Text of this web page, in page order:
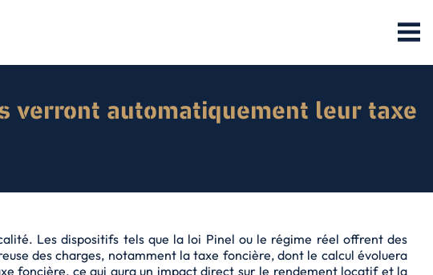
verront automatiquement leur taxe
Les dispositifs tels que la loi Pinel ou le régime réel offrent des
des charges, notamment la taxe foncière, dont le calcul évoluera
foncière, ce qui aura un impact direct sur le rendement locatifet la